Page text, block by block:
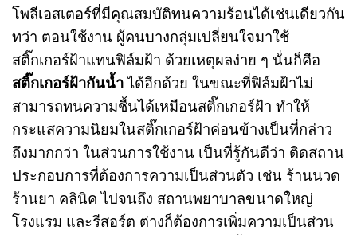
โพลีเอสเตอร์ที่มีคุณสมบัติทนความร้อนได้เช่นเดียวกัน
ทว่า ตอนใช้งาน ผู้คนบางกลุ่มเปลี่ยนใจมาใช้
สติ๊กเกอร์ฝ้าแทนฟิล์มฝ้า ด้วยเหตุผลง่าย ๆ นั่นก็คือ
สติ๊กเกอร์ฝ้ากันน้ำได้อีกด้วย ในขณะที่ฟิล์มฝ้าไม่
สามารถทนความชื้นได้เหมือนสติ๊กเกอร์ฝ้า ทำให้
กระแสความนิยมในสติ๊กเกอร์ฝ้าค่อนข้างเป็นที่กล่าว
ถึงมากกว่า ในส่วนการใช้งาน เป็นที่รู้กันดีว่า ติดสถาน
ประกอบการที่ต้องการความเป็นส่วนตัว เช่น ร้านนวด
ร้านยา คลินิค ไปจนถึง สถานพยาบาลขนาดใหญ่
โรงแรม และรีสอร์ต ต่างก็ต้องการเพิ่มความเป็นส่วน